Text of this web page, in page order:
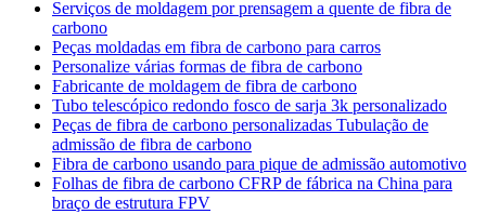
Serviços de moldagem por prensagem a quente de fibra de
carbono
Peças moldadas em fibra de carbono para carros
Personalize várias formas de fibra de carbono
Fabricante de moldagem de fibra de carbono
Tubo telescópico redondo fosco de sarja 3k personalizado
Peças de fibra de carbono personalizadas Tubulação de
admissão de fibra de carbono
Fibra de carbono usando para pique de admissão automotivo
Folhas de fibra de carbono CFRP de fábrica na China para
braço de estrutura FPV